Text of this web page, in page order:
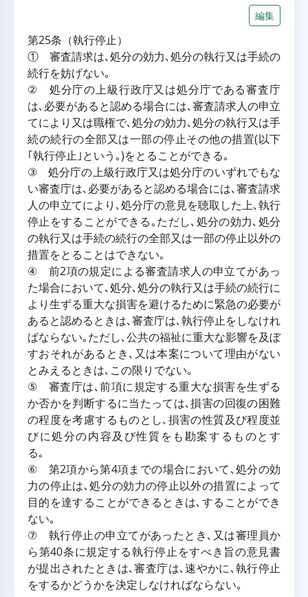
編集
第25条（執行停止）
① 審査請求は､処分の効力､処分の執行又は手続の
続行を妨げない｡
② 処分庁の上級行政庁又は処分庁である審査庁
は､必要があると認める場合には､審査請求人の申立
てにより又は職権で､処分の効力､処分の執行又は手
続の続行の全部又は一部の停止その他の措置(以下
｢執行停止｣という｡)をとることができる｡
③ 処分庁の上級行政庁又は処分庁のいずれでもな
い審査庁は､必要があると認める場合には､審査請求
人の申立てにより､処分庁の意見を聴取した上､執行
停止をすることができる｡ただし､処分の効力､処分
の執行又は手続の続行の全部又は一部の停止以外の
措置をとることはできない｡
④ 前2項の規定による審査請求人の申立てがあっ
た場合において､処分､処分の執行又は手続の続行に
より生ずる重大な損害を避けるために緊急の必要が
あると認めるときは､審査庁は､執行停止をしなけれ
ばならない｡ただし､公共の福祉に重大な影響を及ぼ
すおそれがあるとき､又は本案について理由がない
とみえるときは､この限りでない｡
⑤ 審査庁は､前項に規定する重大な損害を生ずる
か否かを判断するに当たっては､損害の回復の困難
の程度を考慮するものとし､損害の性質及び程度並
びに処分の内容及び性質をも勘案するものとす
る｡
⑥ 第2項から第4項までの場合において､処分の効
力の停止は､処分の効力の停止以外の措置によって
目的を達することができるときは､することができ
ない｡
⑦ 執行停止の申立てがあったとき､又は審理員か
ら第40条に規定する執行停止をすべき旨の意見書
が提出されたときは､審査庁は､速やかに､執行停止
をするかどうかを決定しなければならない｡